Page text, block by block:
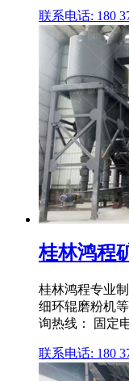
联系电话: 180
桂林鸿程
桂林鸿程专业
细环辊磨粉机
询热线： 固定
联系电话: 180